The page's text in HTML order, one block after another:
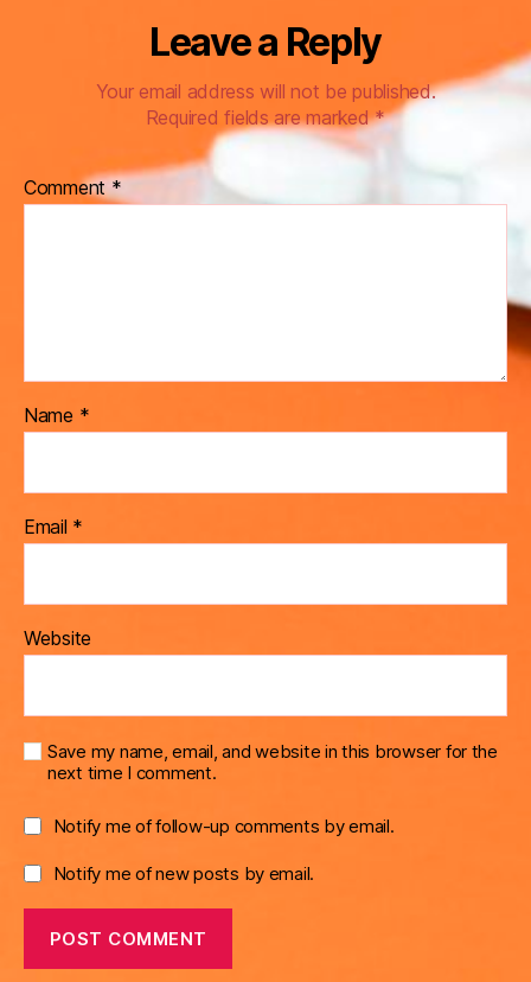
Leave a Reply
Your email address will not be published.
Required fields are marked*
Comment*
Name *
Email *
Website
Save my name, email, and website in this browser for the
next time I comment.
Notify me of follow-up comments by email.
Notify me of new posts by email.